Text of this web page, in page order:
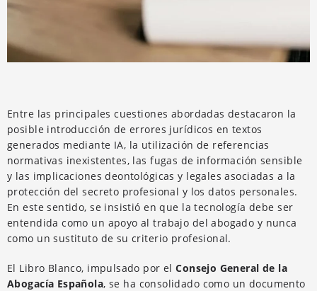
Entre las principales cuestiones abordadas destacaron la
posible introducción de errores jurídicos en textos
generados mediante IA, la utilización de referencias
normativas inexistentes, las fugas de información sensible
y las implicaciones deontológicas y legales asociadas a la
protección del secreto profesional y los datos personales.
En este sentido, se insistió en que la tecnología debe ser
entendida como un apoyo al trabajo del abogado y nunca
como un sustituto de su criterio profesional.
El Libro Blanco, impulsado por elConsejo General de la
Abogacía Española, se ha consolidado como un documento